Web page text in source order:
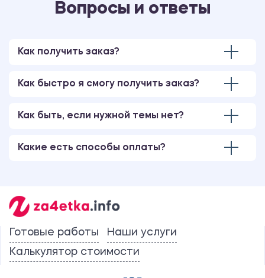
Вопросы и ответы
Как получить заказ?
Как быстро я смогу получить заказ?
Как быть, если нужной темы нет?
Какие есть способы оплаты?
Готовые работы
Наши услуги
Калькулятор стоимости